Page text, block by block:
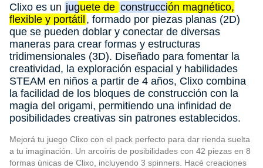
Clixo es un juguete de construcción magnético,
flexible y portátil , formado por piezas planas (2D)
que se pueden doblar y conectar de diversas
maneras para crear formas y estructuras
tridimensionales (3D). Diseñado para fomentar la
creatividad, la exploración espacial y habilidades
STEAM en niños a partir de 4 años, Clixo combina
la facilidad de los bloques de construcción con la
magia del origami, permitiendo una infinidad de
posibilidades creativas sin patrones establecidos.
Mejorá tu juego Clixo con el pack perfecto para dar rienda suelta
a tu imaginación. Un arcoíris de posibilidades con 42 piezas en 8
formas únicas de Clixo, incluyendo 3 spinners. Hacé creaciones